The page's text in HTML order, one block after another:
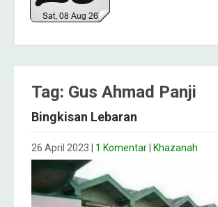
Tag: Gus Ahmad Panji
Bingkisan Lebaran
26 April 2023 1 Komentar Khazanah